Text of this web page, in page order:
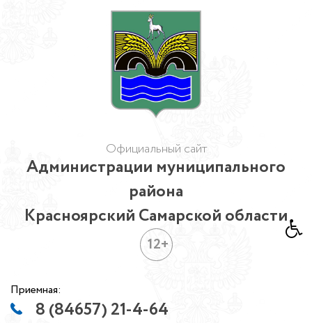
Официальный сайт
Администрации муниципального
района
Красноярский Самарской области
12+
Приемная:
8 (84657) 21-4-64